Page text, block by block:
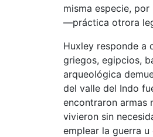
misma especie,
—práctica otrora
Huxley responde a
griegos, egipcios,
arqueológica
del valle del Indo
encontraron armas
vivieron sin
emplear la guerra